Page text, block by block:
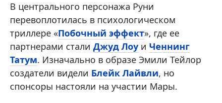
В центрального персонажа Руни
перевоплотилась в психологическом
триллере «Побочный эффект», где ее
партнерами стали Джуд Лоу и Ченнинг
Татум. Изначально в образе Эмили Тейлор
создатели видели Блейк Лайвли, но
спонсоры настояли на участии Мары.